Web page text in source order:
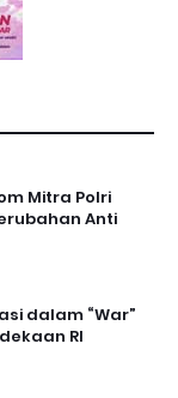
Mitra Polri
Anti
dalam “War”
RI